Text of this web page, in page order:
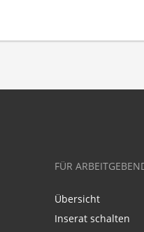
FÜR
Übersicht
Inserat schalten